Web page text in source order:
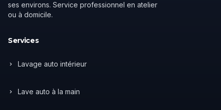
ses environs. Service professionnel en atelier
ou à domicile.
Services
Lavage auto intérieur
Lave auto à la main